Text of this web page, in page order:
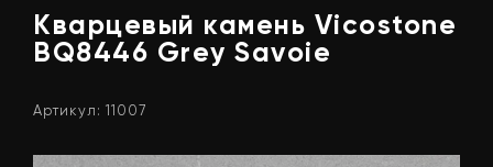
Кварцевый камень Vicostone
BQ8446 Grey Savoie
Артикул: 11007